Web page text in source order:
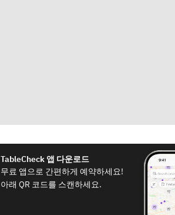
TableCheck 앱 다운로드
무료 앱으로 간편하게 예약하세요!
아래 QR 코드를 스캔하세요.